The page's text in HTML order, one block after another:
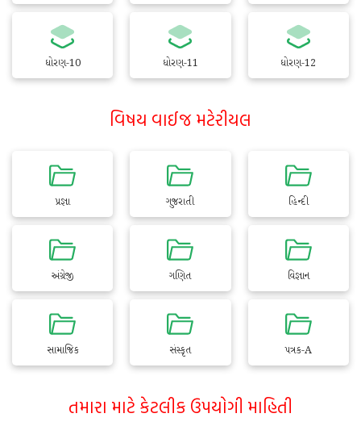
ધોરણ-10 ધોરણ-11 ધોરણ-12
વિષય વાઈજ મટેરીયલ
પ્રજ્ઞા ગુજરાતી હિન્દી
અંગ્રેજી ગણિત વિજ્ઞાન
સામાજિક સંસ્કૃત પત્રક-A
તમારા માટે કેટલીક ઉપયોગી માહિતી